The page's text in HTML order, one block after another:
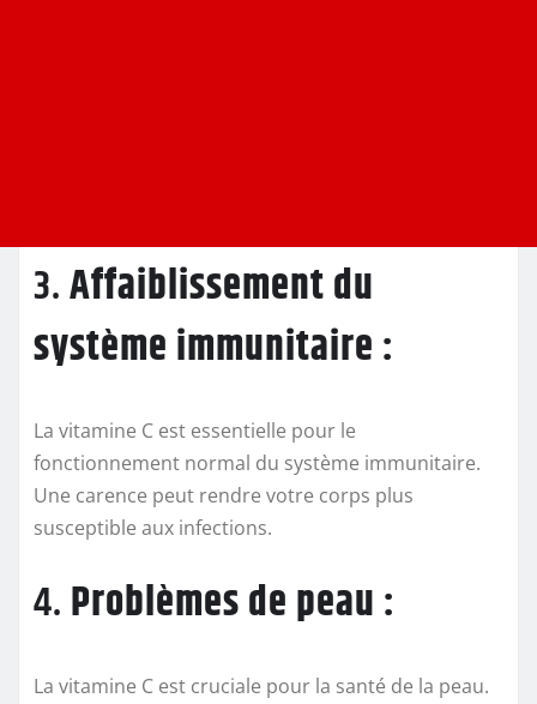
3.Affaiblissement du
système immunitaire :
La vitamine C est essentielle pour le
fonctionnement normal du système immunitaire.
Une carence peut rendre votre corps plus
susceptible aux infections.
4.Problèmes de peau :
La vitamine C est cruciale pour la santé de la peau.